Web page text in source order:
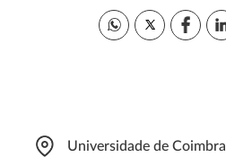
Universidade de Coimbra